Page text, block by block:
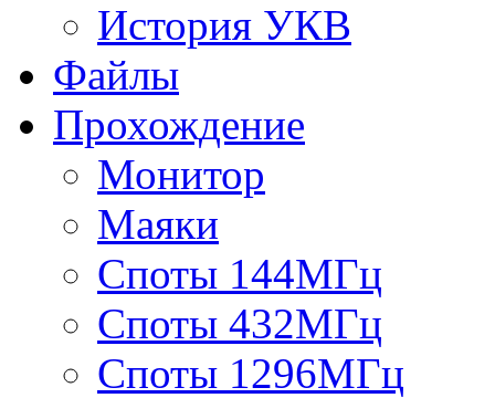
История УКВ
Файлы
Прохождение
Монитор
Маяки
Споты 144МГц
Споты 432МГц
Споты 1296МГц